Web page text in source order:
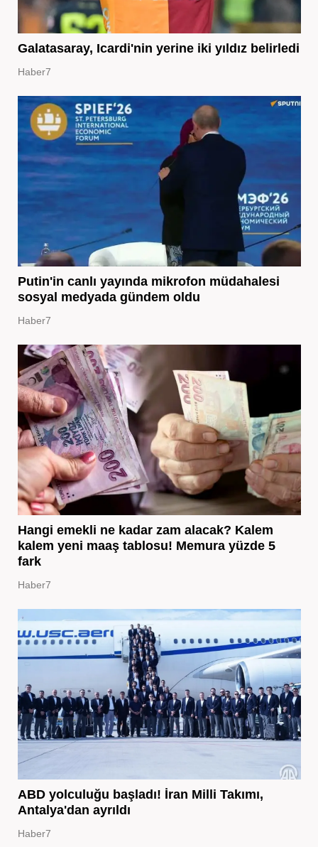
Galatasaray, Icardi'nin yerine iki yıldız belirledi
Haber7
Putin'in canlı yayında mikrofon müdahalesi
sosyal medyada gündem oldu
Haber7
Hangi emekli ne kadar zam alacak? Kalem
kalem yeni maaş tablosu! Memura yüzde 5
fark
Haber7
ABD yolculuğu başladı! İran Milli Takımı,
Antalya'dan ayrıldı
Haber7